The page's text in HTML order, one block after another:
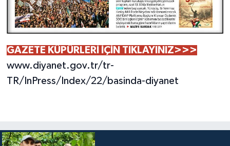
GAZETE KÜPÜRLERİ İÇİN TIKLAYINIZ>>>
www.diyanet.gov.tr/tr-
TR/InPress/Index/22/basinda-diyanet